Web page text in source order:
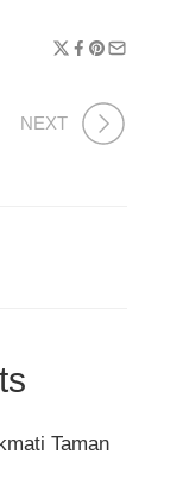
NEXT
Taman